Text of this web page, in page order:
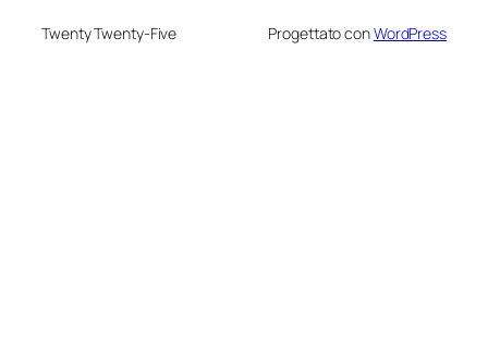
Twenty Twenty-Five Progettato conWordPress